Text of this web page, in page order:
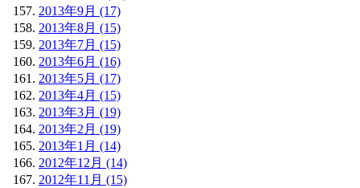
2013年9月 (17)
2013年8月 (15)
2013年7月 (15)
2013年6月 (16)
2013年5月 (17)
2013年4月 (15)
2013年3月 (19)
2013年2月 (19)
2013年1月 (14)
2012年12月 (14)
2012年11月 (15)